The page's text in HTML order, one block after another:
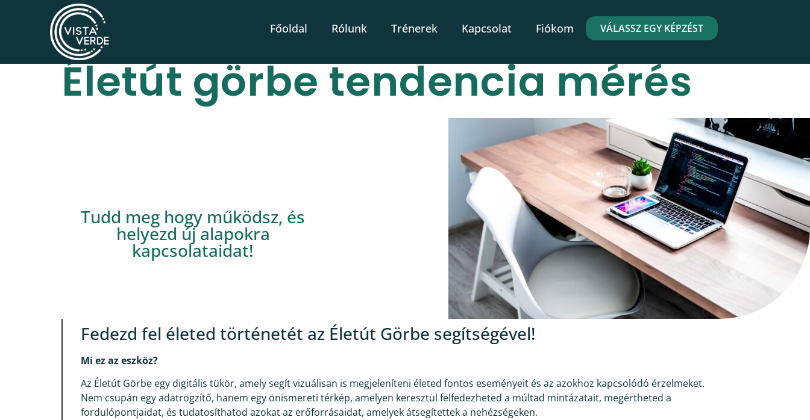
Főoldal Rólunk Trénerek Kapcsolat Fiókom VÁLASSZ EGY KÉPZÉST
Életút görbe tendencia mérés
Tudd meg hogy működsz, és
helyezd új alapokra
kapcsolataidat!
Fedezd fel életed történetét az Életút Görbe segítségével!
Mi ez az eszköz?
Az Életút Görbe egy digitális tükör, amely segít vizuálisan is megjeleníteni életed fontos eseményeit és az azokhoz kapcsolódó érzelmeket.
Nem csupán egy adatrögzítő, hanem egy önismereti térkép, amelyen keresztül felfedezheted a múltad mintázatait, megértheted a
fordulópontjaidat, és tudatosíthatod azokat az erőforrásaidat, amelyek átsegítettek a nehézségeken.